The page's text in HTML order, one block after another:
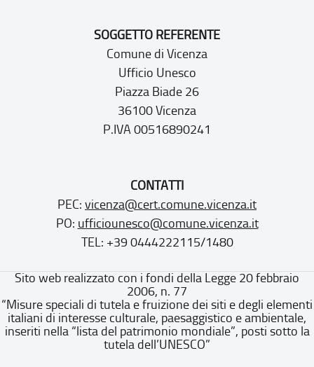
SOGGETTO REFERENTE
Comune di Vicenza
Ufficio Unesco
Piazza Biade 26
36100 Vicenza
P.IVA 00516890241
CONTATTI
PEC: vicenza@cert.comune.vicenza.it
PO: ufficiounesco@comune.vicenza.it
TEL: +39 0444222115/1480
Sito web realizzato con i fondi della Legge 20 febbraio
2006, n. 77
“Misure speciali di tutela e fruizione dei siti e degli elementi
italiani di interesse culturale, paesaggistico e ambientale,
inseriti nella “lista del patrimonio mondiale”, posti sotto la
tutela dell’UNESCO”